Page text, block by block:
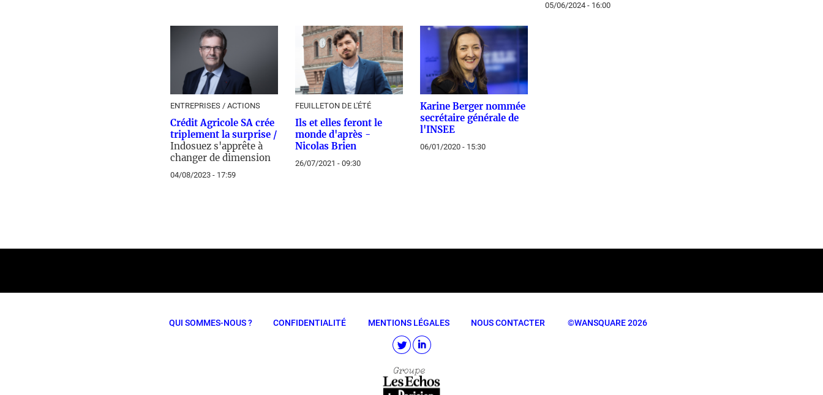
05/06/2024 - 16:00
ENTREPRISES / ACTIONS
Crédit Agricole SA crée
triplement la surprise /
Indosuez s'apprête à
changer de dimension
04/08/2023 - 17:59
FEUILLETON DE L'ÉTÉ
Ils et elles feront le
monde d'après -
Nicolas Brien
26/07/2021 - 09:30
Karine Berger nommée
secrétaire générale de
l'INSEE
06/01/2020 - 15:30
QUI SOMMES-NOUS ? CONFIDENTIALITÉ MENTIONS LÉGALES NOUS CONTACTER ©WANSQUARE 2026